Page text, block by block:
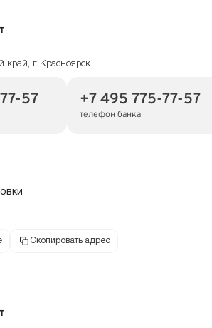
край, г Красноярск
57 +7 495 775-77-57
телефон банка
Скопировать адрес